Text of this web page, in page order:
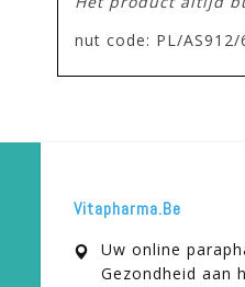
nut code: PL/AS912/
Vitapharma.be
Uw online
Gezondheid aan